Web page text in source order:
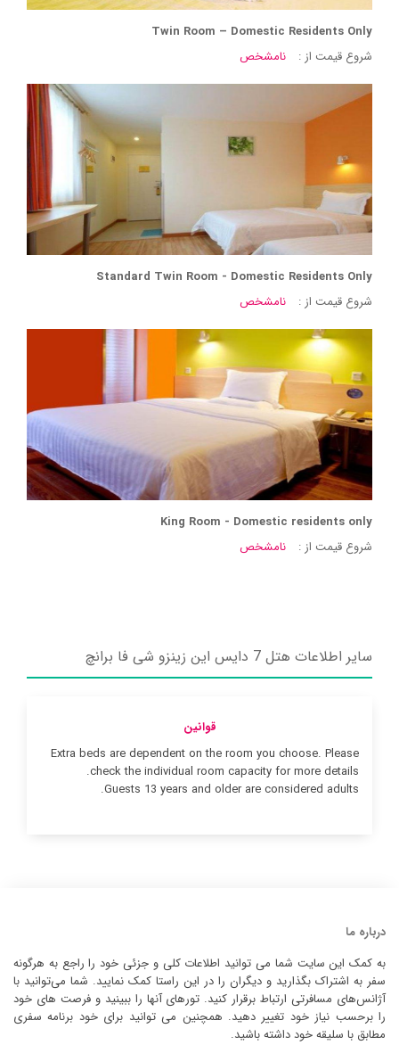
Twin Room – Domestic Residents Only
شروع قیمت از :
نامشخص
Standard Twin Room - Domestic Residents Only
شروع قیمت از :
نامشخص
King Room - Domestic residents only
شروع قیمت از :
نامشخص
سایر اطلاعات هتل 7 دایس این زینزو شی فا برانچ
قوانین
Extra beds are dependent on the room you choose. Please
check the individual room capacity for more details.
Guests 13 years and older are considered adults.
درباره ما
به کمک این سایت شما می توانید اطلاعات کلی و جزئی خود را راجع به هرگونه
سفر به اشتراک بگذارید و دیگران را در این راستا کمک نمایید. شما می‌توانید با
آژانس‌های مسافرتی ارتباط برقرار کنید. تورهای آنها را ببینید و فرصت های خود
را برحسب نیاز خود تغییر دهید. همچنین می توانید برای خود برنامه سفری
مطابق با سلیقه خود داشته باشید.